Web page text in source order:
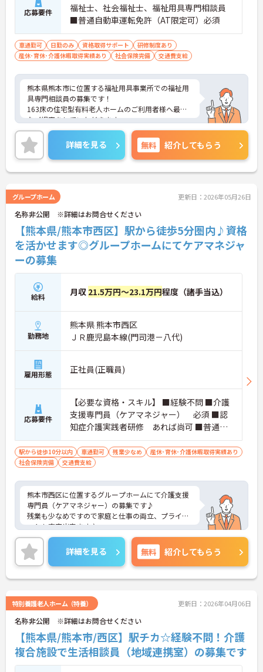
応募要件
福祉士、社会福祉士、福祉用具専門相談員
■普通自動車運転免許（AT限定可）必須
車通勤可 日勤のみ 資格取得サポート
研修制度あり
産休･育休･介護休暇取得実績あり
社会保険完備 交通費支給
熊本県熊本市に位置する福祉用具事業所での福祉用
具専門相談員の募集です！
163床の住宅型有料老人ホームのご利用者様へ最適
なご提案をしていただきます。
育児休業取得実績もあり、ライフステージが変化し
ても長くお勤めいただける環境です。
ご興味ある方には、面接対策ポイントなど、さらに
詳細をお話しいたしますのでお気軽にご相談くださ
い！
詳細を見る 無料 紹介してもらう
グループホーム 更新日：2026年05月26日
名称非公開 ※詳細はお問合せください
【熊本県/熊本市西区】駅から徒歩5分圏内♪資格
を活かせます◎グループホームにてケアマネジャ
ーの募集
給料 月収 21.5万円～23.1万円程度（諸手当込）
勤務地
熊本県 熊本市西区
ＪＲ鹿児島本線(門司港－八代)
雇用形態 正社員(正職員)
応募要件
【必要な資格・スキル】 ■経験不問 ■介護
支援専門員（ケアマネジャー） 必須 ■認
知症介護実践者研修 あれば尚可 ■普通自
動車運転免許 必須（ＡＴ限定可）
駅から徒歩10分以内 車通勤可 残業少なめ
産休･育休･介護休暇取得実績あり
社会保険完備
交通費支給
熊本市西区に位置するグループホームにて介護支援
専門員（ケアマネジャー）の募集です♪
残業も少なめですので家庭と仕事の両立、プライベ
ートも充実出来ます♪
育児休業、介護休業の取得実績がありますので、ラ
イフステージに応じて長くお仕事を続けていくこと
ができます。
最寄駅より徒歩圏内にくわえて、マイカー通勤も可
能と通勤も便利です♪
細をお話致しますのでお気軽にご相談ください。
詳細を見る 無料 紹介してもらう
特別養護老人ホーム（特養） 更新日：2026年04月06日
名称非公開 ※詳細はお問合せください
【熊本県/熊本市/西区】駅チカ☆経験不問！介護
複合施設で生活相談員（地域連携室）の募集です